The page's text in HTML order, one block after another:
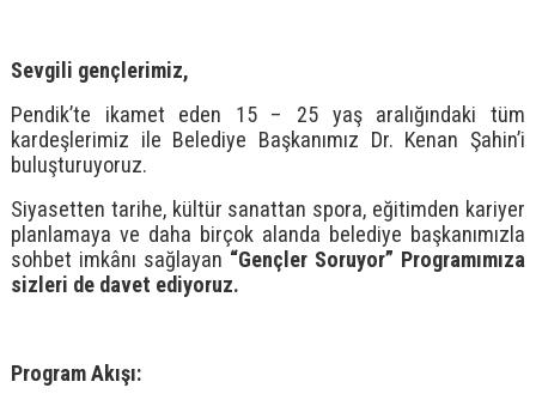
Sevgili gençlerimiz,
Pendik’te ikamet eden 15 – 25 yaş aralığındaki tüm
kardeşlerimiz ile Belediye Başkanımız Dr. Kenan Şahin’i
buluşturuyoruz.
Siyasetten tarihe, kültür sanattan spora, eğitimden kariyer
planlamaya ve daha birçok alanda belediye başkanımızla
sohbet imkânı sağlayan “Gençler Soruyor” Programımıza
sizleri de davet ediyoruz.
Program Akışı: